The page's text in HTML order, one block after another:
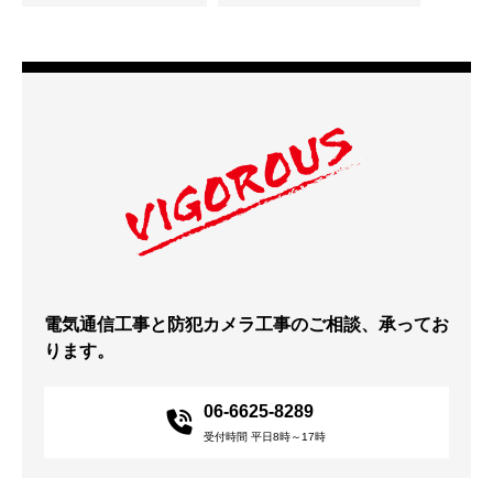
電気通信工事と防犯カメラ工事のご相談、承ってお
ります。
06-6625-8289
受付時間 平日8時～17時